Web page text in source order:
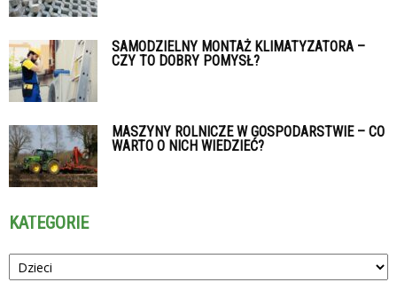
SAMODZIELNY MONTAŻ KLIMATYZATORA –
CZY TO DOBRY POMYSŁ?
MASZYNY ROLNICZE W GOSPODARSTWIE – CO
WARTO O NICH WIEDZIEĆ?
KATEGORIE
Kategorie